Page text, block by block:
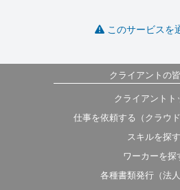
このサービスを
クライアントの
クライアントト
仕事を依頼する（クラウド
スキルを探す
ワーカーを探
各種書類発行（法人